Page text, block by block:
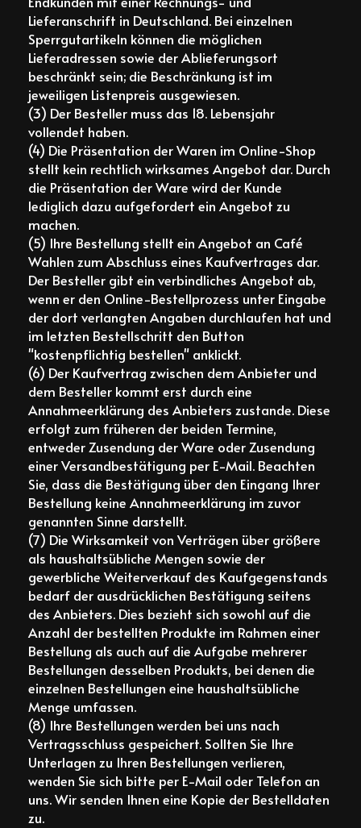
Lieferanschrift in Deutschland. Bei einzelnen
Sperrgutartikeln können die möglichen
Lieferadressen sowie der Ablieferungsort
beschränkt sein; die Beschränkung ist im
jeweiligen Listenpreis ausgewiesen.
(3) Der Besteller muss das 18. Lebensjahr
vollendet haben.
(4) Die Präsentation der Waren im Online-Shop
stellt kein rechtlich wirksames Angebot dar. Durch
die Präsentation der Ware wird der Kunde
lediglich dazu aufgefordert ein Angebot zu
machen.
(5) Ihre Bestellung stellt ein Angebot an Café
Wahlen zum Abschluss eines Kaufvertrages dar.
Der Besteller gibt ein verbindliches Angebot ab,
wenn er den Online-Bestellprozess unter Eingabe
der dort verlangten Angaben durchlaufen hat und
im letzten Bestellschritt den Button
"kostenpflichtig bestellen" anklickt.
(6) Der Kaufvertrag zwischen dem Anbieter und
dem Besteller kommt erst durch eine
Annahmeerklärung des Anbieters zustande. Diese
erfolgt zum früheren der beiden Termine,
entweder Zusendung der Ware oder Zusendung
einer Versandbestätigung per E-Mail. Beachten
Sie, dass die Bestätigung über den Eingang Ihrer
Bestellung keine Annahmeerklärung im zuvor
genannten Sinne darstellt.
(7) Die Wirksamkeit von Verträgen über größere
als haushaltsübliche Mengen sowie der
gewerbliche Weiterverkauf des Kaufgegenstands
bedarf der ausdrücklichen Bestätigung seitens
des Anbieters. Dies bezieht sich sowohl auf die
Anzahl der bestellten Produkte im Rahmen einer
Bestellung als auch auf die Aufgabe mehrerer
Bestellungen desselben Produkts, bei denen die
einzelnen Bestellungen eine haushaltsübliche
Menge umfassen.
(8) Ihre Bestellungen werden bei uns nach
Vertragsschluss gespeichert. Sollten Sie Ihre
Unterlagen zu Ihren Bestellungen verlieren,
wenden Sie sich bitte per E-Mail oder Telefon an
uns. Wir senden Ihnen eine Kopie der Bestelldaten
zu.